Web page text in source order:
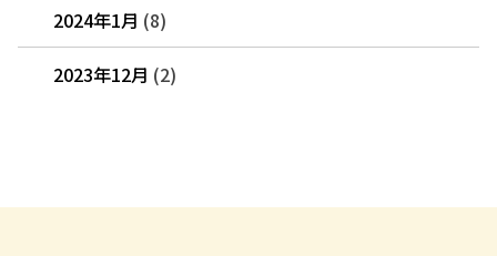
2024年1月 (8)
2023年12月 (2)